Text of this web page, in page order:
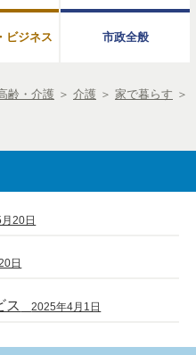
ビジネス 市政全般
齢・介護 ＞ 介護 ＞ 家で暮らす ＞
20日
日
ス 2025年4月1日